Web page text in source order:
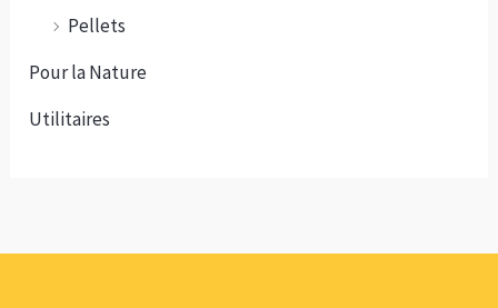
Pellets
Pour la Nature
Utilitaires